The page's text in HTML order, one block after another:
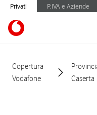
Privati P.IVA e Aziende
Copertura
Vodafone
Caserta